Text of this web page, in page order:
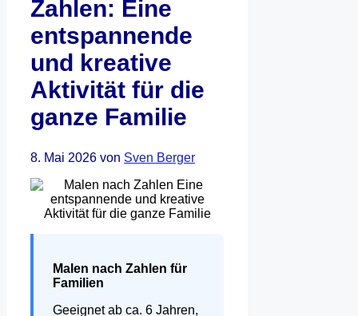
Zahlen: Eine
entspannende
und kreative
Aktivität für die
ganze Familie
8. Mai 2026 von Sven Berger
Malen nach Zahlen für
Familien
Geeignet ab ca. 6 Jahren,